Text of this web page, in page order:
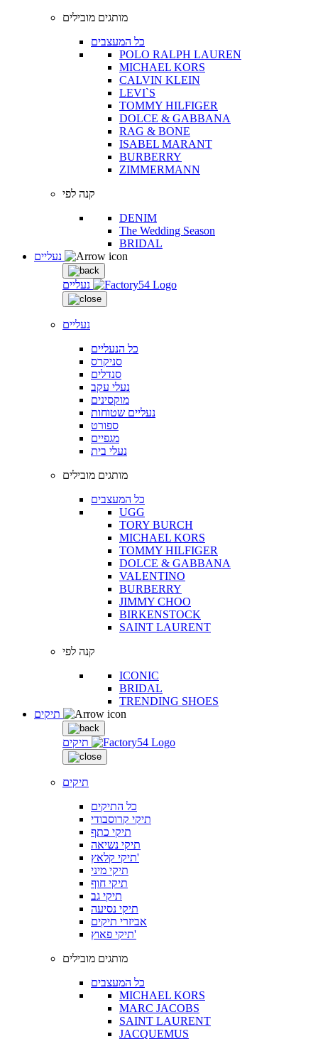
מותגים מובילים
כל המעצבים
POLO RALPH LAUREN
MICHAEL KORS
CALVIN KLEIN
LEVI`S
TOMMY HILFIGER
DOLCE & GABBANA
RAG & BONE
ISABEL MARANT
BURBERRY
ZIMMERMANN
קנה לפי
DENIM
The Wedding Season
BRIDAL
נעליים
נעליים
כל הנעליים
סניקרס
סנדלים
נעלי עקב
מוקסינים
נעליים שטוחות
ספורט
מגפיים
נעלי בית
מותגים מובילים
כל המעצבים
UGG
TORY BURCH
MICHAEL KORS
TOMMY HILFIGER
DOLCE & GABBANA
VALENTINO
BURBERRY
JIMMY CHOO
BIRKENSTOCK
SAINT LAURENT
קנה לפי
ICONIC
BRIDAL
TRENDING SHOES
תיקים
תיקים
כל התיקים
תיקי קרוסבודי
תיקי כתף
תיקי נשיאה
תיקי קלאץ'
תיקי מיני
תיקי חוף
תיקי גב
תיקי נסיעה
אביזרי תיקים
תיקי פאוץ'
מותגים מובילים
כל המעצבים
MICHAEL KORS
MARC JACOBS
SAINT LAURENT
JACQUEMUS